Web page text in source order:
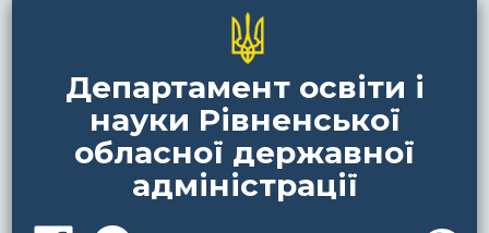
Департамент освіти і
науки Рівненської
обласної державної
адміністрації